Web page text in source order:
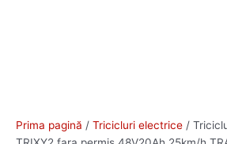
Prima pagină / Tricicluri electrice /